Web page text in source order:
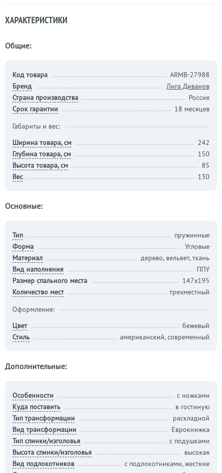
ХАРАКТЕРИСТИКИ
Общие:
Код товара
ARMB-27988
Бренд
Лига Диванов
Страна производства
Россия
Срок гарантии
18 месяцев
Габариты и вес:
Ширина товара, см
242
Глубина товара, см
150
Высота товара, см
85
Вес
130
Основные:
Тип
пружинные
Форма
Угловые
Материал
дерево, вельвет, ткань
Вид наполнения
ППУ
Размер спального места
147х195
Количество мест
трехместный
Оформление:
Цвет
бежевый
Стиль
американский, современный
Дополнительные:
Особенности
с ножками
Куда поставить
в гостиную
Тип трансформации
раскладной
Вид трансформации
Еврокнижка
Тип спинки/изголовья
с подушками
Высота спинки/изголовья
высокая
Вид подлокотников
с подлокотниками, жесткие